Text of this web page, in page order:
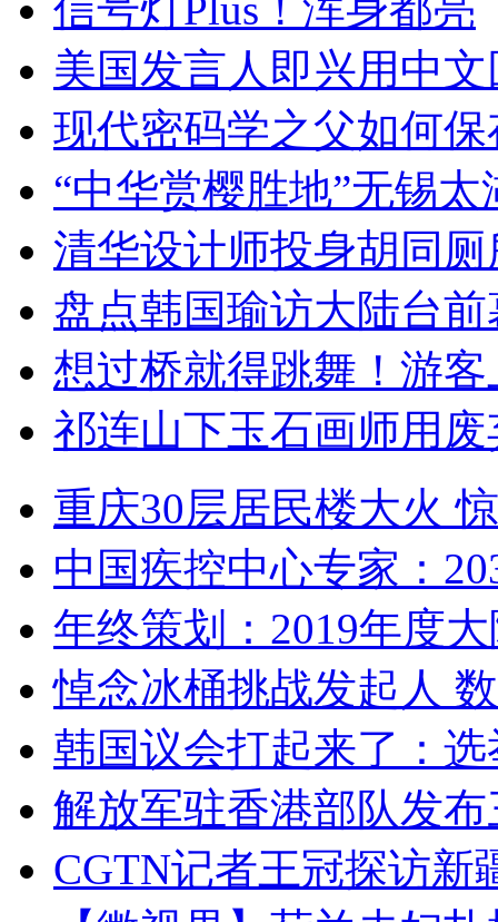
美国发言人即兴用中
现代密码学之父如何
“中华赏樱胜地”无锡
清华设计师投身胡同
盘点韩国瑜访大陆台
想过桥就得跳舞！游客
祁连山下玉石画师用
重庆30层居民楼大火
中国疾控中心专家：
年终策划：2019年度
悼念冰桶挑战发起人
韩国议会打起来了：
解放军驻香港部队发
CGTN记者王冠探访新